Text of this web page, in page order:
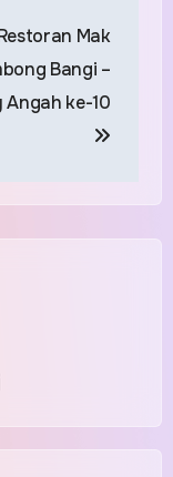
Mak
Bangi –
ke-10